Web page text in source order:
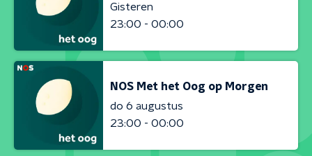
Gisteren
23:00 - 00:00
NOS Met het Oog op Morgen
do 6 augustus
23:00 - 00:00